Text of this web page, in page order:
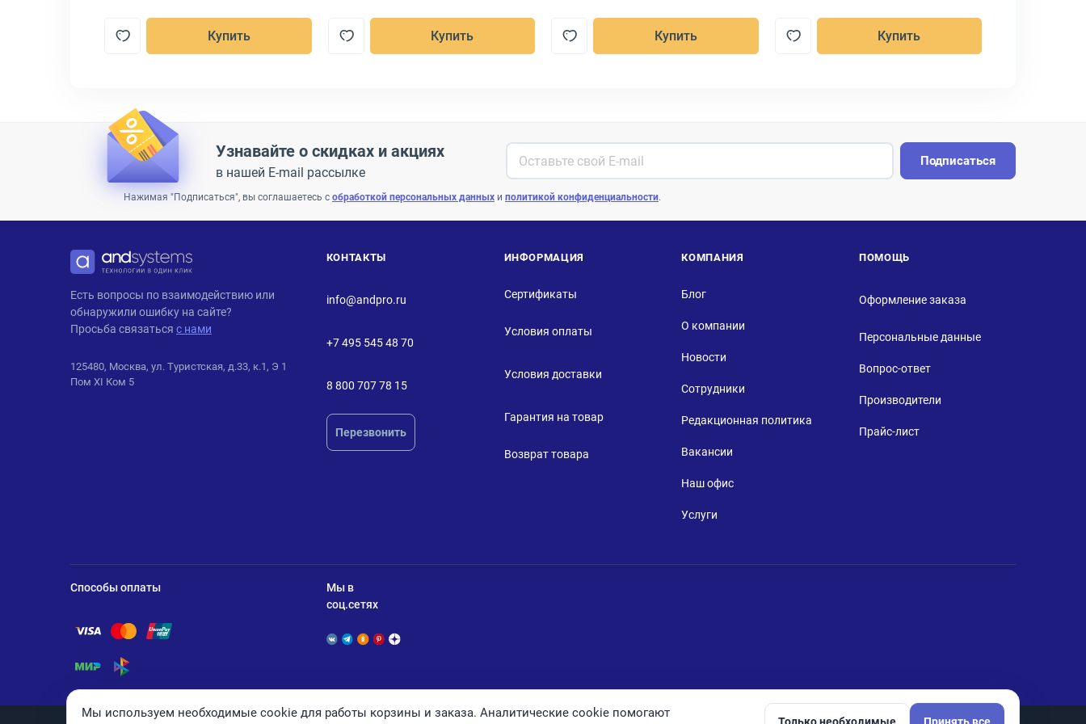
Купить Купить Купить Купить
Узнавайте о скидках и акциях
в нашей E-mail рассылке
Подписаться
Нажимая "Подписаться", вы соглашаетесь с обработкой персональных данных и политикой конфиденциальности.
ANDPRO
Есть вопросы по взаимодействию или
обнаружили ошибку на сайте?
Просьба связаться с нами
125480, Москва, ул. Туристская, д.33, к.1, Э 1
Пом XI Ком 5
КОНТАКТЫ
info@andpro.ru
+7 495 545 48 70
8 800 707 78 15
Перезвонить
ИНФОРМАЦИЯ
Сертификаты
Условия оплаты
Условия доставки
Гарантия на товар
Возврат товара
КОМПАНИЯ
Блог
О компании
Новости
Сотрудники
Редакционная политика
Вакансии
Наш офис
Услуги
ПОМОЩЬ
Оформление заказа
Персональные данные
Вопрос-ответ
Производители
Прайс-лист
Способы оплаты
Помощь по оплате Visa
Помощь по оплате Mastercard
Помощь по оплате UnionPay
Помощь по оплате Мир
Помощь по оплате СБП
Мы в
соц.сетях
Мы используем необходимые cookie для работы корзины и заказа. Аналитические cookie помогают
Только необходимые Принять все